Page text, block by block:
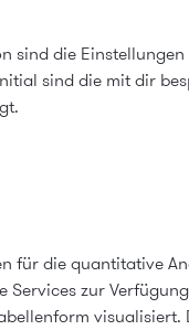
sind die
sind die mit dir
für die quantitative
Services zur
visualisiert.